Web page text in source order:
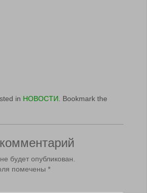
in НОВОСТИ . Bookmark the
будет опубликован.
помечены *